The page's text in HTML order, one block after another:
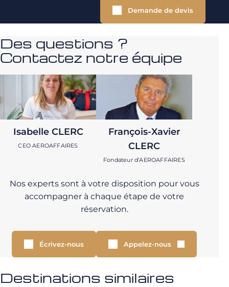
Demande de devis
Des questions ?
Contactez notre équipe
Isabelle CLERC
CEO AEROAFFAIRES
François-Xavier
CLERC
Fondateur d’AEROAFFAIRES
Nos experts sont à votre disposition pour vous
accompagner à chaque étape de votre
réservation.
Écrivez-nous Appelez-nous
Destinations similaires